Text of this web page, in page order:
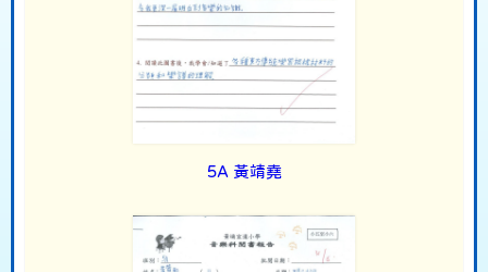
5A 黃靖堯